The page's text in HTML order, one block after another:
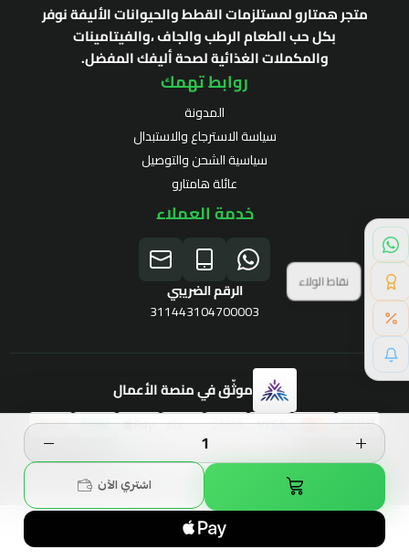
اشتري الآن
متجر همتارو لمستلزمات القطط والحيوانات الأليفة نوفر
بكل حب الطعام الرطب والجاف ،والفيتامينات
والمكملات الغذائية لصحة أليفك المفضل.
روابط تهمك
المدونة
سياسة الاسترجاع والاستبدال
سياسية الشحن والتوصيل
عائلة هامتارو
خدمة العملاء
الرقم الضريبي
311443104700003
موثّق في منصة الأعمال
الحقوق محفوظة | 2026
برنامج الولاء
نقاط الولاء